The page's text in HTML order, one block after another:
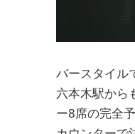
バースタイル
六本木駅から
ー8席の完全予